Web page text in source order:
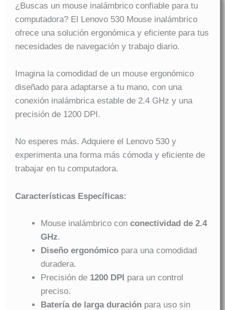
¿Buscas un mouse inalámbrico confiable para tu
computadora? El Lenovo 530 Mouse inalámbrico
ofrece una solución ergonómica y eficiente para tus
necesidades de navegación y trabajo diario.
Imagina la comodidad de un mouse ergonómico
diseñado para adaptarse a tu mano, con una
conexión inalámbrica estable de 2.4 GHz y una
precisión de 1200 DPI.
No esperes más. Adquiere el Lenovo 530 y
experimenta una forma más cómoda y eficiente de
trabajar en tu computadora.
Características Específicas:
Mouse inalámbrico con conectividad de 2.4
GHz.
Diseño ergonómico para una comodidad
duradera.
Precisión de 1200 DPI para un control
preciso.
Batería de larga duración para uso sin